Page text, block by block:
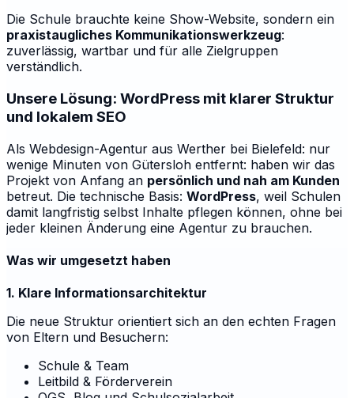
Die Schule brauchte keine Show-Website, sondern ein
praxistaugliches Kommunikationswerkzeug:
zuverlässig, wartbar und für alle Zielgruppen
verständlich.
Unsere Lösung: WordPress mit klarer Struktur
und lokalem SEO
Als Webdesign-Agentur aus Werther bei Bielefeld: nur
wenige Minuten von Gütersloh entfernt: haben wir das
Projekt von Anfang an persönlich und nah am Kunden
betreut. Die technische Basis: WordPress, weil Schulen
damit langfristig selbst Inhalte pflegen können, ohne bei
jeder kleinen Änderung eine Agentur zu brauchen.
Was wir umgesetzt haben
1. Klare Informationsarchitektur
Die neue Struktur orientiert sich an den echten Fragen
von Eltern und Besuchern:
Schule & Team
Leitbild & Förderverein